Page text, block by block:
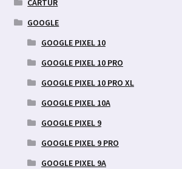
GOOGLE
GOOGLE PIXEL 10
GOOGLE PIXEL 10 PRO
GOOGLE PIXEL 10 PRO XL
GOOGLE PIXEL 10A
GOOGLE PIXEL 9
GOOGLE PIXEL 9 PRO
GOOGLE PIXEL 9A